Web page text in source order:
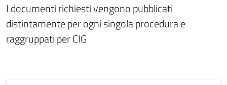
I documenti richiesti vengono pubblicati
distintamente per ogni singola procedura e
raggruppati per CIG